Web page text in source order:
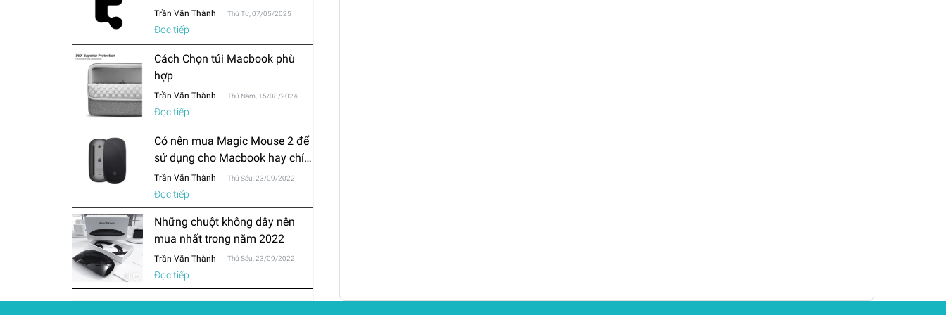
Trần Văn Thành Thứ Tư, 07/05/2025
Đọc tiếp
Cách Chọn túi Macbook phù
hợp
Trần Văn Thành Thứ Năm, 15/08/2024
Đọc tiếp
Có nên mua Magic Mouse 2 để
sử dụng cho Macbook hay chỉ
mua chuột thông thường?
Trần Văn Thành Thứ Sáu, 23/09/2022
Đọc tiếp
Những chuột không dây nên
mua nhất trong năm 2022
Trần Văn Thành Thứ Sáu, 23/09/2022
Đọc tiếp